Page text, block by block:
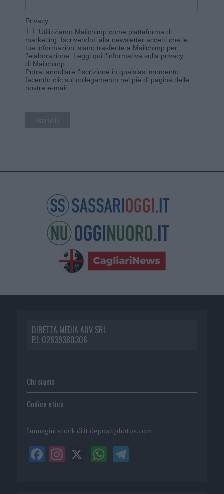
Privacy
Utilizziamo Mailchimp come piattaforma di
marketing. Iscrivendoti alla newsletter accetti che le
tue informazioni siano trasferite a Mailchimp per
l'elaborazione. Leggi qui l'informativa sulla privacy
di Mailchimp
Potrai annullare l'iscrizione in qualsiasi momento
facendo clic sul collegamento nel piè di pagina delle
nostre e-mail.
DIRETTA MEDIA ADV SRL
P.I. 02839380306
Chi siamo
Codice etico
Immagini stock di it.depositphotos.com